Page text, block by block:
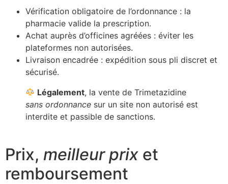
Vérification obligatoire de l’ordonnance : la
pharmacie valide la prescription.
Achat auprès d’officines agréées : éviter les
plateformes non autorisées.
Livraison encadrée : expédition sous pli discret et
sécurisé.
Légalement, la vente de Trimetazidine
sans ordonnance sur un site non autorisé est
interdite et passible de sanctions.
Prix, meilleur prix et
remboursement